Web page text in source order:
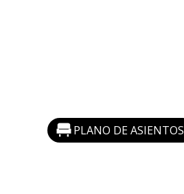
PLANO DE ASIENTOS